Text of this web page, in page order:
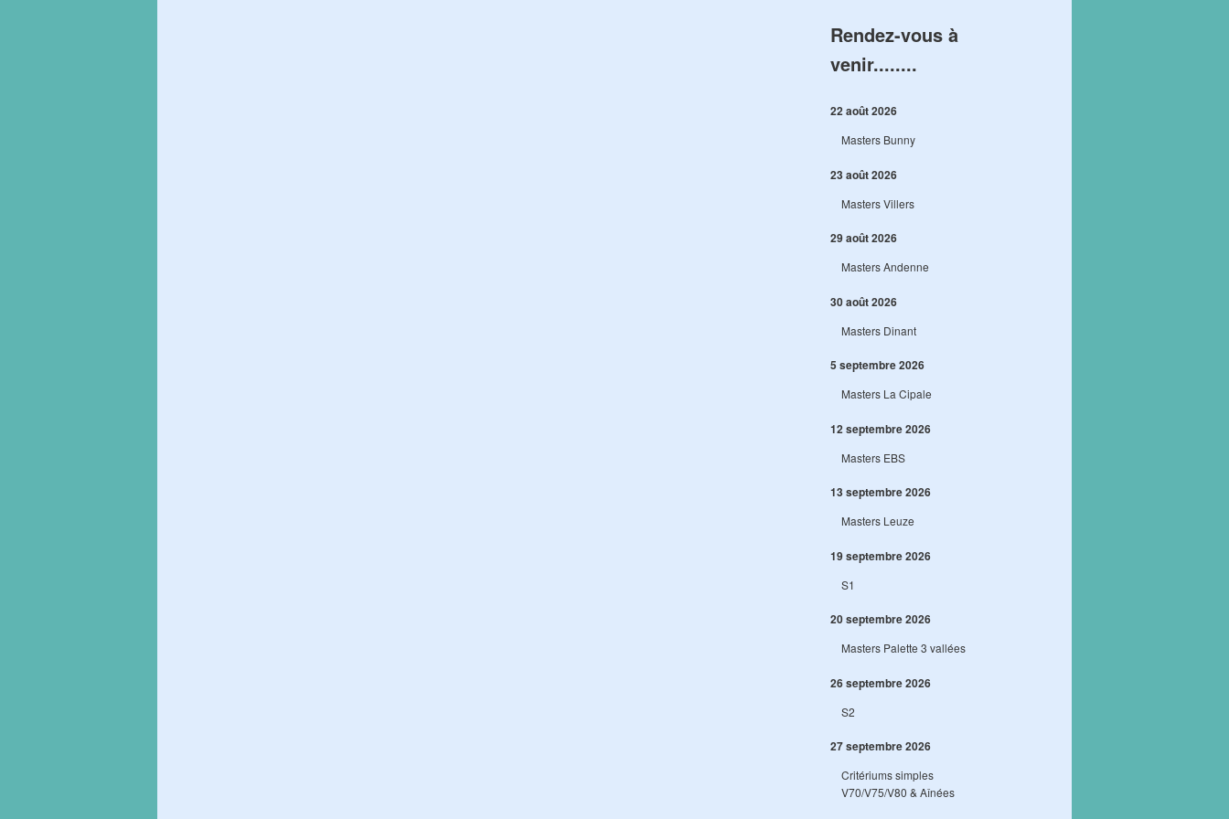
Rendez-vous à
venir........
22 août 2026
Masters Bunny
23 août 2026
Masters Villers
29 août 2026
Masters Andenne
30 août 2026
Masters Dinant
5 septembre 2026
Masters La Cipale
12 septembre 2026
Masters EBS
13 septembre 2026
Masters Leuze
19 septembre 2026
S1
20 septembre 2026
Masters Palette 3 vallées
26 septembre 2026
S2
27 septembre 2026
Critériums simples
V70/V75/V80 & Aînées